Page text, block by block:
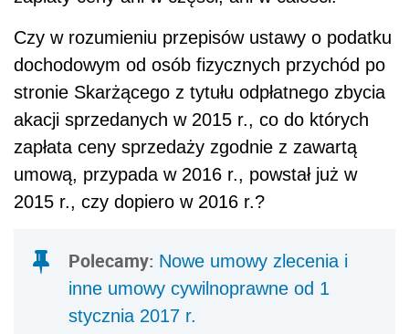
Polecamy:
inne umowy cywilnoprawne od 1
stycznia 2017 r.